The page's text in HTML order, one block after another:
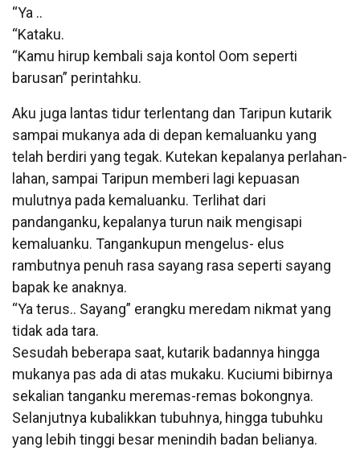
“Ya ..
“Kataku.
“Kamu hirup kembali saja kontol Oom seperti
barusan” perintahku.
Aku juga lantas tidur terlentang dan Taripun kutarik
sampai mukanya ada di depan kemaluanku yang
telah berdiri yang tegak. Kutekan kepalanya perlahan-
lahan, sampai Taripun memberi lagi kepuasan
mulutnya pada kemaluanku. Terlihat dari
pandanganku, kepalanya turun naik mengisapi
kemaluanku. Tangankupun mengelus- elus
rambutnya penuh rasa sayang rasa seperti sayang
bapak ke anaknya.
“Ya terus.. Sayang” erangku meredam nikmat yang
tidak ada tara.
Sesudah beberapa saat, kutarik badannya hingga
mukanya pas ada di atas mukaku. Kuciumi bibirnya
sekalian tanganku meremas-remas bokongnya.
Selanjutnya kubalikkan tubuhnya, hingga tubuhku
yang lebih tinggi besar menindih badan belianya.